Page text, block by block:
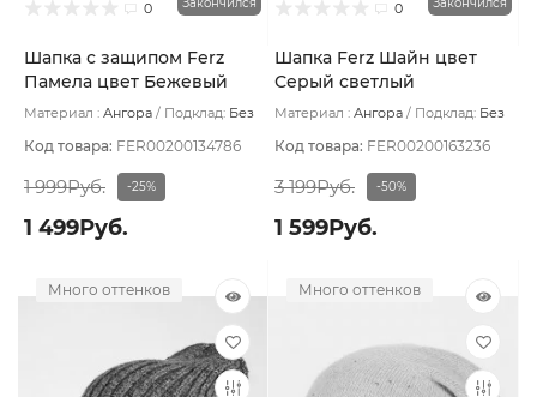
0
Шапка с защипом Ferz
Памела цвет Бежевый
тёмный
Материал : Ангора Подклад: Без
Код товара: FER00200134786
1 999Руб. -25%
1 499Руб.
0
Шапка Ferz Шайн цвет
Серый светлый
Материал : Ангора Подклад: Без
Код товара: FER00200163236
3 199Руб. -50%
1 599Руб.
Много оттенков Много оттенков